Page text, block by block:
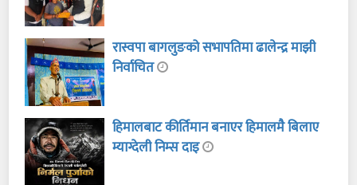
रास्वपा बागलुङको सभापतिमा ढालेन्द्र माझी
निर्वाचित
हिमालबाट कीर्तिमान बनाएर हिमालमै बिलाए
म्याग्देली निम्स दाइ